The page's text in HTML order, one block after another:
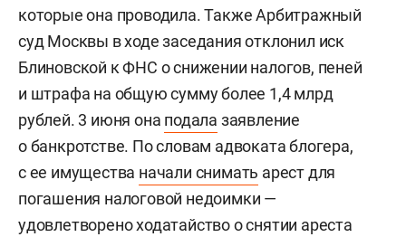
которые она проводила. Также Арбитражный
суд Москвы в ходе заседания отклонил иск
Блиновской к ФНС о снижении налогов, пеней
и штрафа на общую сумму более 1,4 млрд
рублей. 3 июня она подала заявление
о банкротстве. По словам адвоката блогера,
с ее имущества начали снимать арест для
погашения налоговой недоимки —
удовлетворено ходатайство о снятии ареста